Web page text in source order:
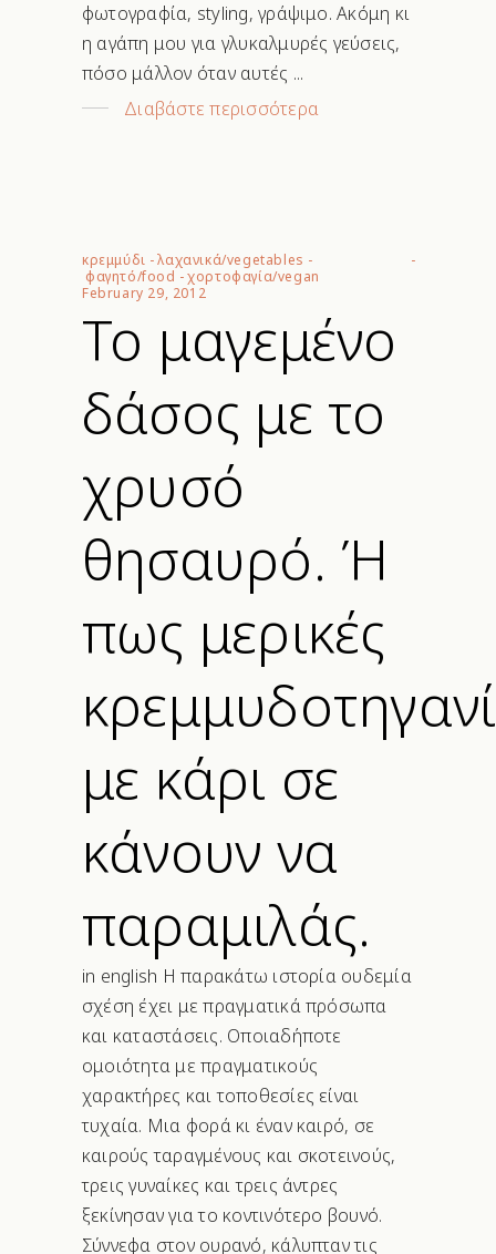
φωτογραφία, styling, γράψιμο. Ακόμη κι
η αγάπη μου για γλυκαλμυρές γεύσεις,
πόσο μάλλον όταν αυτές
Διαβάστε περισσότερα
κρεμμύδι - λαχανικά/vegetables -
φαγητό/food -χορτοφαγία/vegan
February 29, 2012
Το μαγεμένο
δάσος με το
χρυσό
θησαυρό. Ή
πως μερικές
με κάρι σε
κάνουν να
παραμιλάς.
in english Η παρακάτω ιστορία ουδεμία
σχέση έχει με πραγματικά πρόσωπα
και καταστάσεις. Οποιαδήποτε
ομοιότητα με πραγματικούς
χαρακτήρες και τοποθεσίες είναι
τυχαία. Μια φορά κι έναν καιρό, σε
καιρούς ταραγμένους και σκοτεινούς,
τρεις γυναίκες και τρεις άντρες
ξεκίνησαν για το κοντινότερο βουνό.
Σύννεφα στον ουρανό, κάλυπταν τις